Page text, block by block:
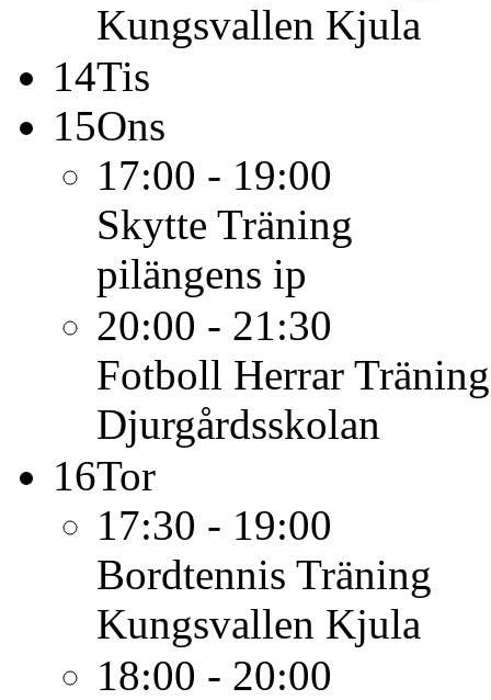
Kungsvallen Kjula
14Tis
15Ons
17:00 - 19:00
Skytte Träning
pilängens ip
20:00 - 21:30
Fotboll Herrar Träning
Djurgårdsskolan
16Tor
17:30 - 19:00
Bordtennis Träning
Kungsvallen Kjula
18:00 - 20:00